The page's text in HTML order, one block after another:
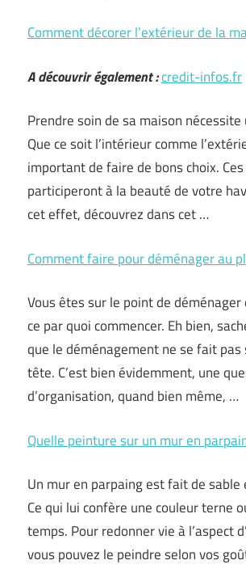
Comment décorer l’extérieur de la
A découvrir également :credit-infos.fr
Prendre soin de sa maison nécessite
Que ce soit l’intérieur comme
important de faire de bons choix.
participeront à la beauté de votre
cet effet, découvrez dans cet …
Comment faire pour déménager au
Vous êtes sur le point de
ce par quoi commencer. Eh bien,
que le déménagement ne se fait pas
tête. C’est bien évidemment, une
d’organisation, quand bien même, …
Quelle peinture sur un mur en
Un mur en parpaing est fait de sable
Ce qui lui confère une couleur terne
temps. Pour redonner vie à l’aspect
vous pouvez le peindre selon vos